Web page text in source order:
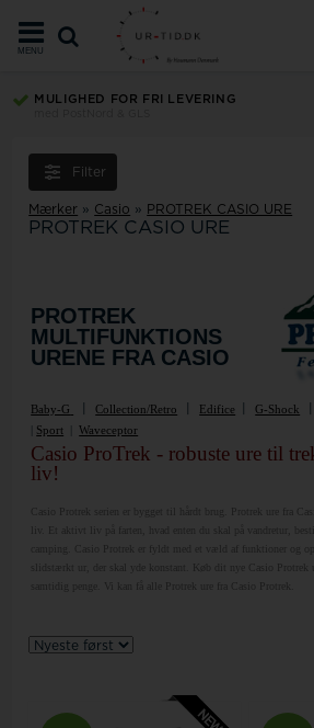
MENU
MULIGHED FOR FRI LEVERING
Filter
Mærker » Casio » PROTREK CASIO URE
PROTREK CASIO URE
PROTREK
MULTIFUNKTIONS
URENE FRA CASIO
Baby-G |Collection/Retro Edifice |G-Shock
Sport |Waveceptor
Casio ProTrek - robuste ure til
liv!
Casio Protrek serien er bygget til hårdt brug. Protrek ure fra
liv. Et aktivt liv på farten, hvad enten du skal på vandretur,
camping. Casio Protrek er fyldt med et væld af funktioner og
slidstærkt ur, der skal yde konstant. Køb dit nye Casio Protrek
samtidig penge. Vi kan få alle Protrek ure fra Casio Protrek.